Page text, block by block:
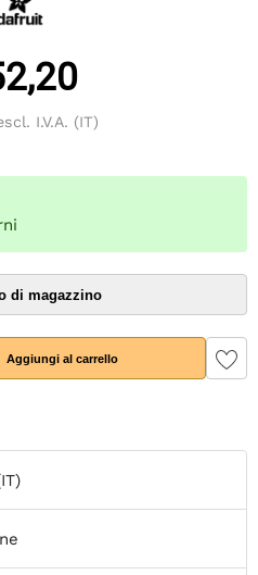
I.V.A. (IT)
di magazzino
Aggiungi al carrello